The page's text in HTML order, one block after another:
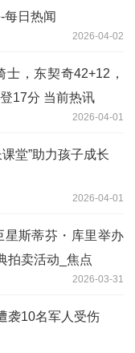
每日热闻
2026-04-02
，东契奇42+12，
17分 当前热讯
2026-04-01
堂”助力孩子成长
2026-04-01
星斯蒂芬・库里举办
拍卖活动_焦点
2026-03-31
袭10名军人受伤